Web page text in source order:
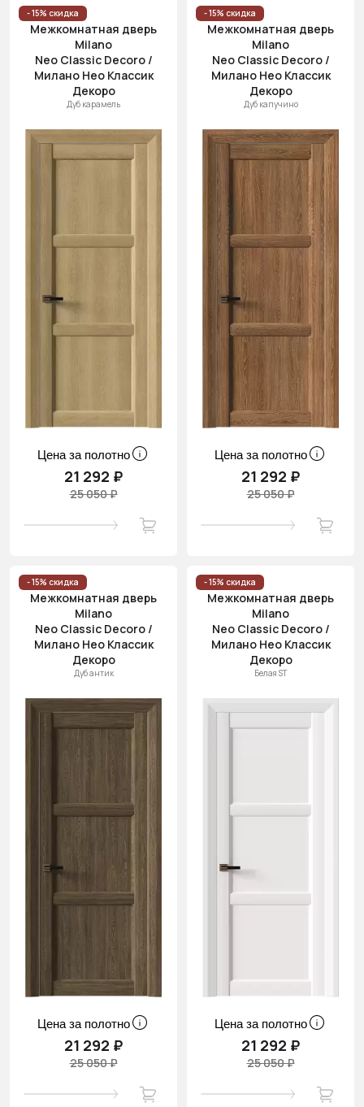
- 15% скидка
Межкомнатная дверь
Milano
Neo Classic Decoro /
Милано Нео Классик
Декоро
Дуб карамель
Цена за полотно
21 292 ₽
25 050 ₽
- 15% скидка
Межкомнатная дверь
Milano
Neo Classic Decoro /
Милано Нео Классик
Декоро
Дуб капучино
Цена за полотно
21 292 ₽
25 050 ₽
- 15% скидка
Межкомнатная дверь
Milano
Neo Classic Decoro /
Милано Нео Классик
Декоро
Дуб антик
Цена за полотно
21 292 ₽
25 050 ₽
- 15% скидка
Межкомнатная дверь
Milano
Neo Classic Decoro /
Милано Нео Классик
Декоро
Белая ST
Цена за полотно
21 292 ₽
25 050 ₽